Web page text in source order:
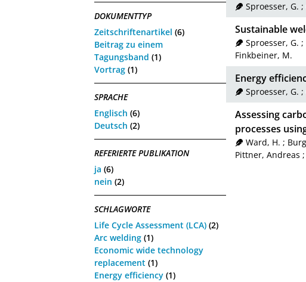
DOKUMENTTYP
Zeitschriftenartikel (6)
Beitrag zu einem
Tagungsband (1)
Vortrag (1)
SPRACHE
Englisch (6)
Deutsch (2)
REFERIERTE PUBLIKATION
ja (6)
nein (2)
SCHLAGWORTE
Life Cycle Assessment (LCA) (2)
Arc welding (1)
Economic wide technology
replacement (1)
Energy efficiency (1)
Sproesser, G. ;
Sustainable
Sproesser, G. ;
Finkbeiner, M.
Energy
Sproesser, G. ;
Assessing
processes
Ward, H. ;
Pittner, Andreas ;